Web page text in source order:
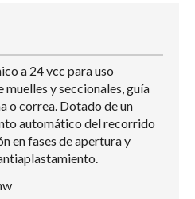
a 24 vcc para uso
muelles y seccionales, guía
o correa. Dotado de un
automático del recorrido
en fases de apertura y